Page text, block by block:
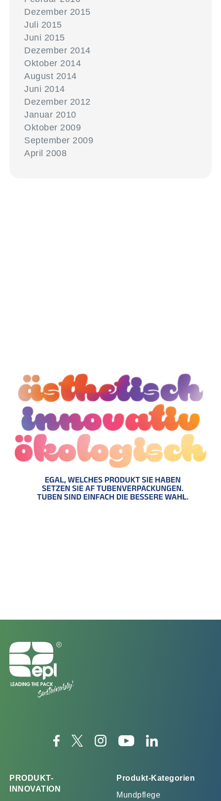
Dezember 2015
Juli 2015
Juni 2015
Dezember 2014
Oktober 2014
August 2014
Juni 2014
Dezember 2012
Januar 2010
Oktober 2009
September 2009
April 2008
PRODUKT-
INNOVATION
Produkt-Kategorien
Mundpflege